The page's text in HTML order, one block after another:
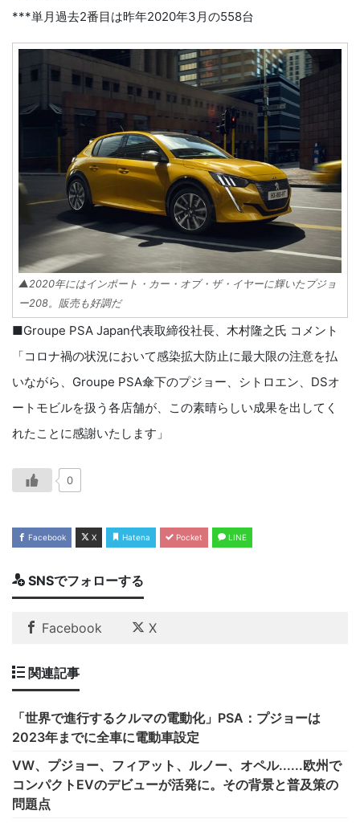
***単月過去2番目は昨年2020年3月の558台
▲2020年にはインポート・カー・オブ・ザ・イヤーに輝いたプジョ
ー208。販売も好調だ
■Groupe PSA Japan代表取締役社長、木村隆之氏 コメント
「コロナ禍の状況において感染拡大防止に最大限の注意を払
いながら、Groupe PSA傘下のプジョー、シトロエン、DSオ
ートモビルを扱う各店舗が、この素晴らしい成果を出してく
れたことに感謝いたします」
0
Facebook X Hatena Pocket LINE
SNSでフォローする
Facebook X
関連記事
「世界で進行するクルマの電動化」PSA：プジョーは
2023年までに全車に電動車設定
VW、プジョー、フィアット、ルノー、オペル......欧州で
コンパクトEVのデビューが活発に。その背景と普及策の
問題点